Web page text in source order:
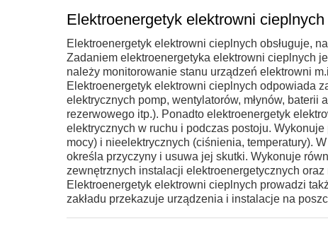
Elektroenergetyk elektrowni cieplnych
Elektroenergetyk elektrowni cieplnych obsługuje,
Zadaniem elektroenergetyka elektrowni cieplnych
należy monitorowanie stanu urządzeń elektrowni
Elektroenergetyk elektrowni cieplnych odpowiada
elektrycznych pomp, wentylatorów, młynów, baterii
rezerwowego itp.). Ponadto elektroenergetyk
elektrycznych w ruchu i podczas postoju.
mocy) i nieelektrycznych (ciśnienia, temperatury).
określa przyczyny i usuwa jej skutki. Wykonuje
zewnętrznych instalacji elektroenergetycznych
Elektroenergetyk elektrowni cieplnych prowadzi
zakładu przekazuje urządzenia i instalacje na